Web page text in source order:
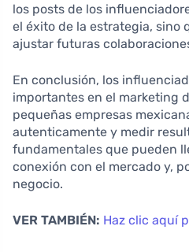
los posts de los
el éxito de la estrategia, sino
ajustar futuras
En conclusión, los
importantes en el marketing
pequeñas empresas
autenticamente y medir
fundamentales que pueden
conexión con el mercado y,
negocio.
VER TAMBIÉN: Haz clic aquí